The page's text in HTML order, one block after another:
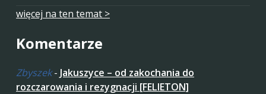
więcej na ten temat >
Komentarze
Zbyszek- Jakuszyce – od zakochania do
rozczarowania i rezygnacji [FELIETON]